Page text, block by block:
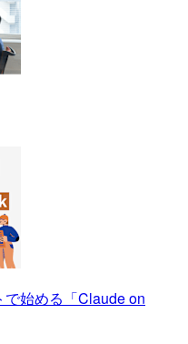
で始める「Claude on